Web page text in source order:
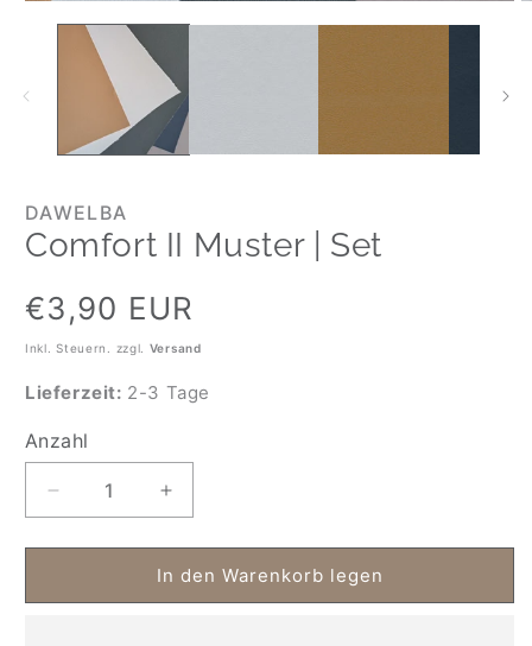
DAWELBA
Comfort II Muster | Set
Normaler
Preis
€3,90 EUR
Inkl. Steuern. zzgl. Versand
Lieferzeit: 2-3 Tage
Anzahl
Anzahl
Verringere
die
Menge
Comfort
Erhöhe
die
Menge
für
Comfort
In den Warenkorb legen